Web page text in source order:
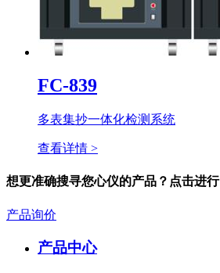
FC-839
多表集抄一体化检测系统
查看详情 >
想更准确搜寻您心仪的产品？点击进行
产品询价
产品中心